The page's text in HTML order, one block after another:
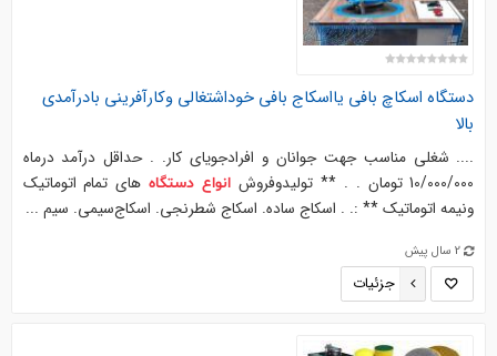
دستگاه اسکاچبافی یااسکاج بافی خوداشتغالی وکارآفرینی بادرآمدی
بالا
.... شغلی مناسب جهت جوانان و افرادجویای کار. . حداقل درآمد درماه
10/000/000 تومان . . ** تولیدوفروش
انواع دستگاههای تمام اتوماتیک
ونیمه اتوماتیک ** :. . اسکاج ساده. اسکاج شطرنجی. اسکاج‌سیمی. سیم ...
2 سال پیش
جزئیات